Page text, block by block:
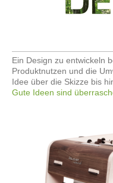
Ein Design zu entwickeln
Produktnutzen und die
Idee über die Skizze bis
Gute Ideen sind